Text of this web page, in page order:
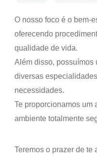
O nosso foco é o bem-
oferecendo
qualidade de vida.
Além disso, possuímos
diversas
necessidades.
Te proporcionamos um
ambiente totalmente
Teremos o prazer de te